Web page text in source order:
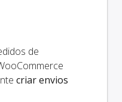
de
criar envios